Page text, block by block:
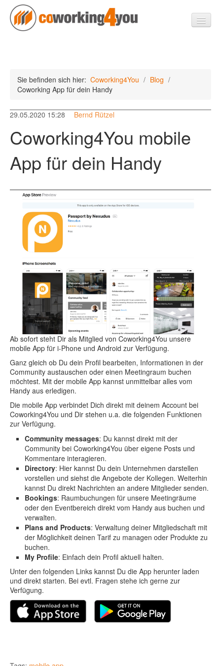
Standorte
Vorteile
Blog
Sie befinden sich hier: Coworking4You / Blog /
Coworking App für dein Handy
29.05.2020 15:28 Bernd Rützel
Coworking4You mobile
App für dein Handy
Ab sofort steht Dir als Mitglied von Coworking4You unsere
mobile App für i-Phone und Android zur Verfügung.
Ganz gleich ob Du dein Profil bearbeiten, Informationen in der
Community austauschen oder einen Meetingraum buchen
möchtest. Mit der mobile App kannst unmittelbar alles vom
Handy aus erledigen.
Die mobile App verbindet Dich direkt mit deinem Account bei
Coworking4You und Dir stehen u.a. die folgenden Funktionen
zur Verfügung.
Community messages: Du kannst direkt mit der
Community bei Coworking4You über eigene Posts und
Kommentare interagieren.
Directory: Hier kannst Du dein Unternehmen darstellen
vorstellen und siehst die Angebote der Kollegen. Weiterhin
kannst Du direkt Nachrichten an andere Mitglieder senden.
Bookings: Raumbuchungen für unsere Meetingräume
oder den Eventbereich direkt vom Handy aus buchen und
verwalten.
Plans and Products: Verwaltung deiner Mitgliedschaft mit
der Möglichkeit deinen Tarif zu managen oder Produkte zu
buchen.
My Profile: Einfach dein Profil aktuell halten.
Unter den folgenden Links kannst Du die App herunter laden
und direkt starten. Bei evtl. Fragen stehe ich gerne zur
Verfügung.